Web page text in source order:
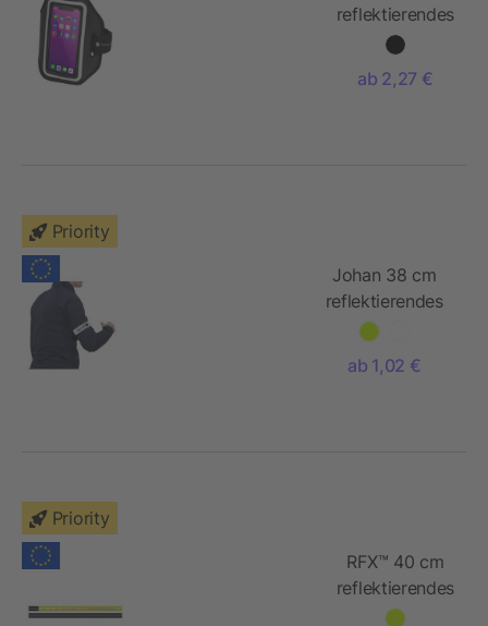
reflektierendes
Smartphone
transparenter
ab 2,27 €
Priority
Johan 38 cm
reflektierendes
Sicherheits-
ab 1,02 €
Priority
RFX™ 40 cm
reflektierendes
PVC Band für